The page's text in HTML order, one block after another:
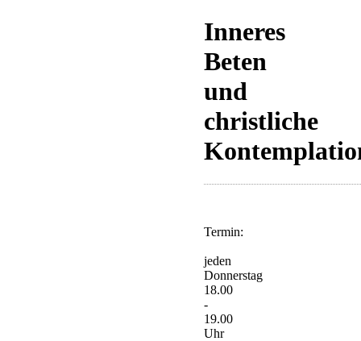
Inneres
Beten
und
christliche
Termin:
jeden
Donnerstag
18.00
-
19.00
Uhr